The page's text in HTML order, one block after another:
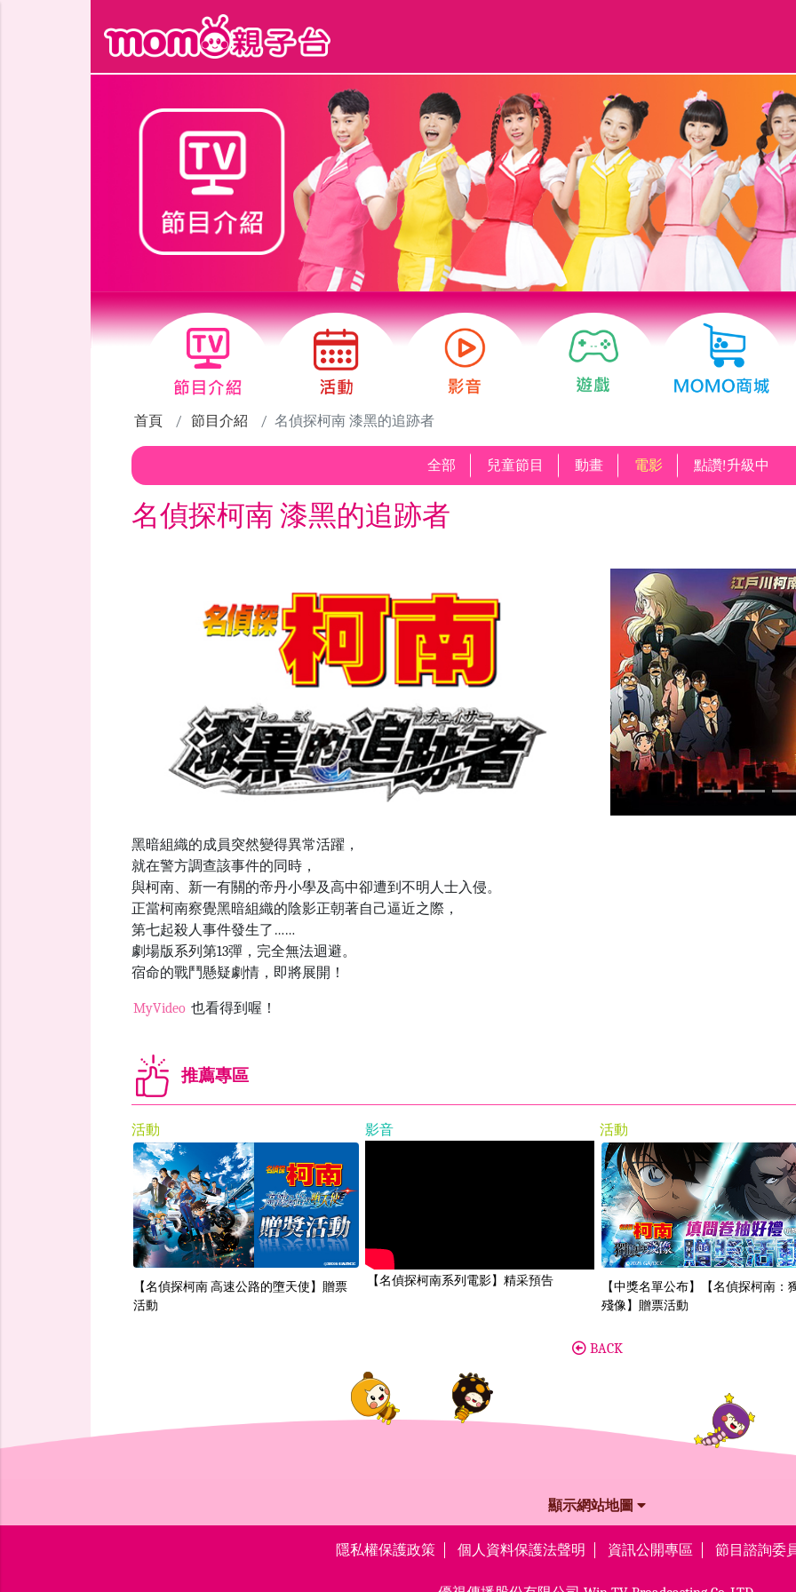
首頁 節目介紹 名偵探柯南 漆黑的追跡者
全部 兒童節目 動畫 電影 點讚!升級中
名偵探柯南 漆黑的追跡者
Previous
黑暗組織的成員突然變得異常活躍，
就在警方調查該事件的同時，
與柯南、新一有關的帝丹小學及高中卻遭到不明人士入侵。
正當柯南察覺黑暗組織的陰影正朝著自己逼近之際，
第七起殺人事件發生了……
劇場版系列第13彈，完全無法迴避。
宿命的戰鬥懸疑劇情，即將展開！
MyVideo 也看得到喔！
推薦專區
活動
【名偵探柯南 高速公路的墮天使】贈票
活動
影音
【名偵探柯南系列電影】精采預告
活動
【中獎名單公布】【名偵探柯南：
殘像】贈票活動
BACK
顯示網站地圖
隱私權保護政策 個人資料保護法聲明 資訊公開專區 節目諮詢委